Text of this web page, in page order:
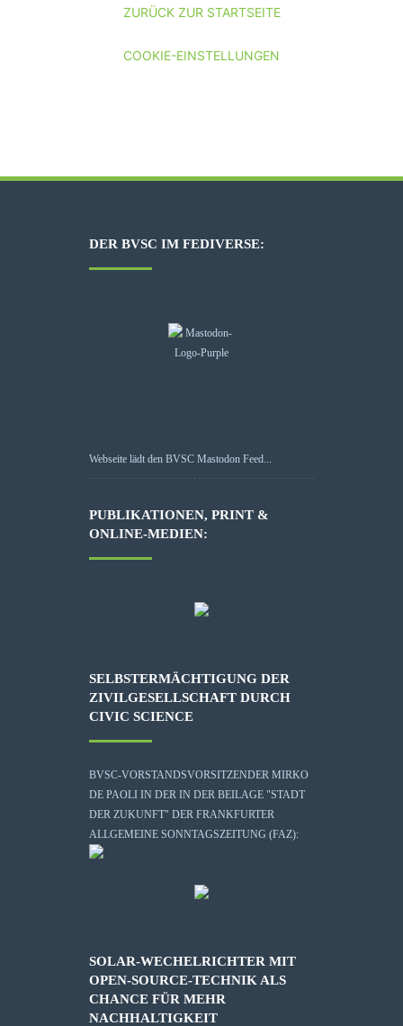
ZURÜCK ZUR STARTSEITE
COOKIE-EINSTELLUNGEN
DER BVSC IM FEDIVERSE:
Webseite lädt den BVSC Mastodon Feed...
PUBLIKATIONEN, PRINT &
ONLINE-MEDIEN:
SELBSTERMÄCHTIGUNG DER
ZIVILGESELLSCHAFT DURCH
CIVIC SCIENCE
BVSC-VORSTANDSVORSITZENDER MIRKO
DE PAOLI IN DER IN DER BEILAGE "STADT
DER ZUKUNFT" DER FRANKFURTER
ALLGEMEINE SONNTAGSZEITUNG (FAZ):
SOLAR-WECHELRICHTER MIT
OPEN-SOURCE-TECHNIK ALS
CHANCE FÜR MEHR
NACHHALTIGKEIT